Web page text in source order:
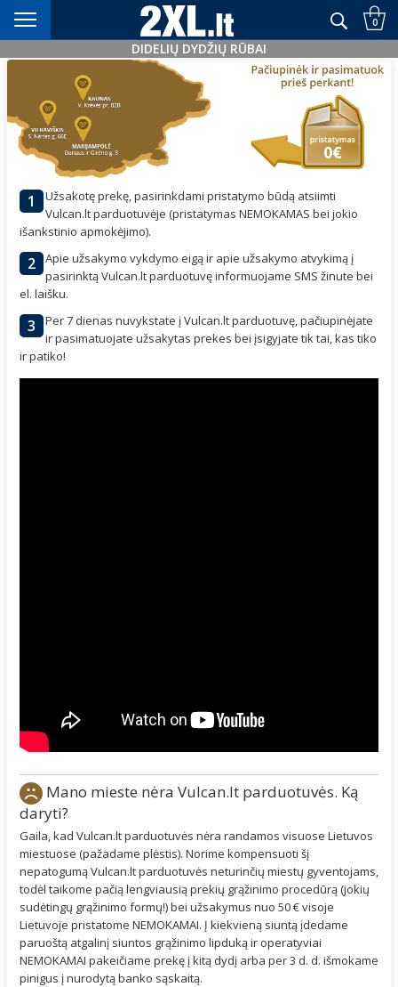
Didelių dydžių rūbai nuo XXL+ 0
DIDELIŲ DYDŽIŲ RŪBAI
Pasimatuok
1
Užsakotę prekę, pasirinkdami pristatymo būdą atsiimti
Vulcan.lt parduotuvėje (pristatymas NEMOKAMAS bei jokio
išankstinio apmokėjimo).
2
Apie užsakymo vykdymo eigą ir apie užsakymo atvykimą į
pasirinktą Vulcan.lt parduotuvę informuojame SMS žinute bei
el. laišku.
3
Per 7 dienas nuvykstate į Vulcan.lt parduotuvę, pačiupinėjate
ir pasimatuojate užsakytas prekes bei įsigyjate tik tai, kas tiko
ir patiko!
Mano mieste nėra Vulcan.lt parduotuvės. Ką
daryti?
Gaila, kad Vulcan.lt parduotuvės nėra randamos visuose Lietuvos
miestuose (pažadame plėstis). Norime kompensuoti šį
nepatogumą Vulcan.lt parduotuvės neturinčių miestų gyventojams,
todėl taikome pačią lengviausią prekių grąžinimo procedūrą (jokių
sudėtingų grąžinimo formų!) bei užsakymus nuo 50 € visoje
Lietuvoje pristatome NEMOKAMAI. Į kiekvieną siuntą įdedame
paruoštą atgalinį siuntos grąžinimo lipduką ir operatyviai
NEMOKAMAI pakeičiame prekę į kitą dydį arba per 3 d. d. išmokame
pinigus į nurodytą banko sąskaitą.